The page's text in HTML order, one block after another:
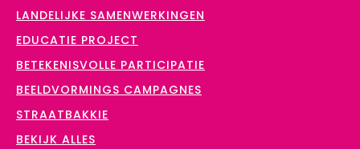
LANDELIJKE SAMENWERKINGEN
EDUCATIE PROJECT
BETEKENISVOLLE PARTICIPATIE
BEELDVORMINGS CAMPAGNES
STRAATBAKKIE
BEKIJK ALLES